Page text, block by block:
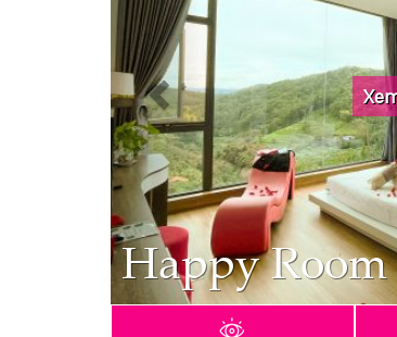
Happy Room